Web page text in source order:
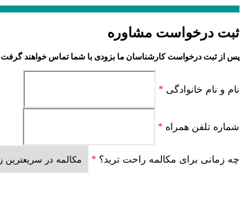
ثبت درخواست مشاوره
پس از ثبت درخواست کارشناسان ما بزودی با شما تماس خواهند گرفت
نام و نام خانوادگی *
شماره تلفن همراه *
چه زمانی برای مکالمه راحت ترید؟ *